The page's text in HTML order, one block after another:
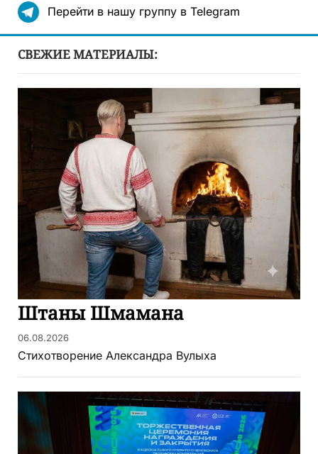
Перейти в нашу группу в Telegram
СВЕЖИЕ МАТЕРИАЛЫ:
Штаны Шмамана
06.08.2026
Стихотворение Александра Вулыха